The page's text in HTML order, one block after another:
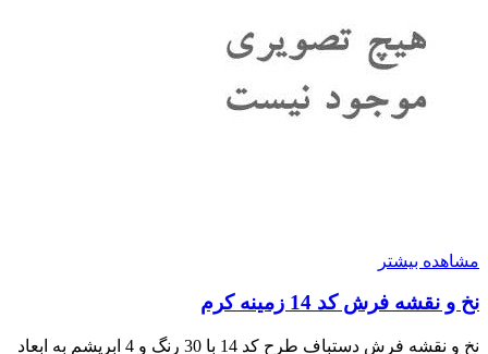
مشاهده بیشتر
نخ و نقشه فرش کد 14 زمینه کرم
نخ و نقشه فرش دستباف طرح کد 14 با 30 رنگ و 4 ابریشم به ابعاد